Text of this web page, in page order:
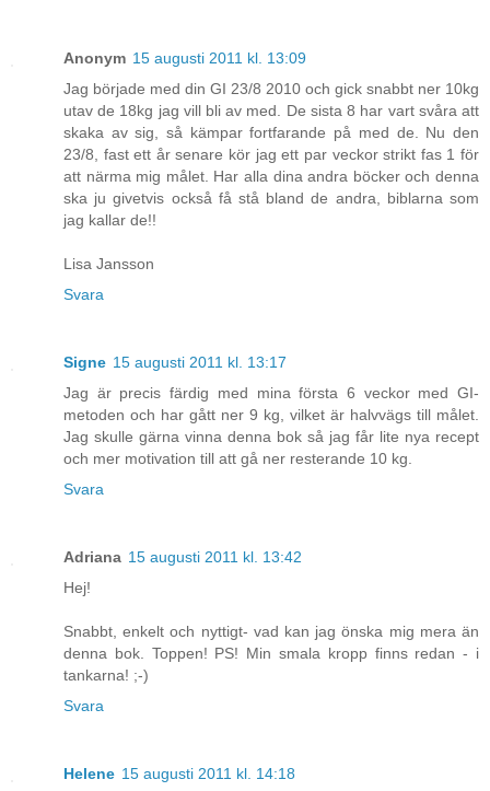
Anonym 15 augusti 2011 kl. 13:09
Jag började med din GI 23/8 2010 och gick snabbt ner 10kg
utav de 18kg jag vill bli av med. De sista 8 har vart svåra att
skaka av sig, så kämpar fortfarande på med de. Nu den
23/8, fast ett år senare kör jag ett par veckor strikt fas 1 för
att närma mig målet. Har alla dina andra böcker och denna
ska ju givetvis också få stå bland de andra, biblarna som
jag kallar de!!
Lisa Jansson
Svara
Signe 15 augusti 2011 kl. 13:17
Jag är precis färdig med mina första 6 veckor med GI-
metoden och har gått ner 9 kg, vilket är halvvägs till målet.
Jag skulle gärna vinna denna bok så jag får lite nya recept
och mer motivation till att gå ner resterande 10 kg.
Svara
Adriana 15 augusti 2011 kl. 13:42
Hej!
Snabbt, enkelt och nyttigt- vad kan jag önska mig mera än
denna bok. Toppen! PS! Min smala kropp finns redan - i
tankarna! ;-)
Svara
Helene 15 augusti 2011 kl. 14:18